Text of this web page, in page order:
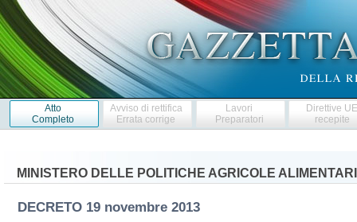
Atto
Completo
Avviso di rettifica
Errata corrige
Lavori
Preparatori
Direttive
recepite
MINISTERO DELLE POLITICHE AGRICOLE
DECRETO 19 novembre 2013